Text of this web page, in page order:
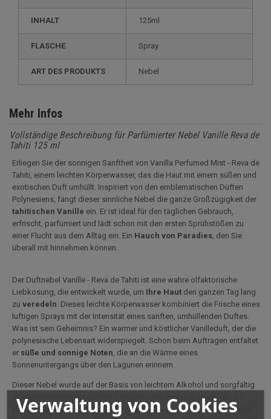
Verwaltung von Cookies
INHALT 125ml
FLASCHE Spray
ART DES PRODUKTS Nebel
Mehr Infos
Vollständige Beschreibung für Parfümierter Nebel Vanille Reva de
Tahiti 125 ml
Erliegen Sie der sonnigen Sanftheit von Vanilla Perfumed Mist - Reva de
Tahiti, einem leichten Körperwasser, das die Haut mit einem süßen und
exotischen Duft umhüllt. Inspiriert von den emblematischen Düften
Polynesiens, fängt dieser sinnliche Nebel die ganze Großzügigkeit der
tahitischen Vanille ein. Er ist ideal für den täglichen Gebrauch,
erfrischt, parfümiert und lädt schon mit den ersten Sprühstößen zu
einer Flucht aus dem Alltag ein. Ein Hauch von Paradies , den Sie
überall mit hinnehmen können.
Der Duftnebel Vanille - Reva de Tahiti ist eine wahre olfaktorische
Liebkosung, die entwickelt wurde, um Ihre Haut den ganzen Tag lang
zu veredeln . Dieses leichte Körperwasser kombiniert die Frische eines
luftigen Sprays mit der Intensität eines sanften, umhüllenden Duftes.
Was ist sein Geheimnis? Ein warmer und köstlicher Vanilleduft, der die
polynesische Lebensart widerspiegelt. Schon beim Auftragen entfaltet
er süße und sonnige Noten , die an die Wärme eines
Sonnenuntergangs über den Lagunen erinnern.
Dieser Nebel wurde auf der Basis von leichtem Alkohol und sorgfältig
ausgewählten Inhaltsstoffen formuliert und eignet sich perfekt, um
Haut, Haare oder sogar Kleidung zart zu parfümieren, ohne dabei